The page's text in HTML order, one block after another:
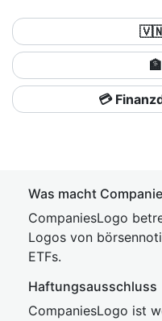
🇻🇳
💳
Was macht
CompaniesLogo
Logos von
ETFs.
Haftungsausschluss
CompaniesLogo ist